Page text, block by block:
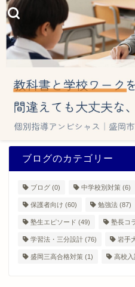
ブログのカテゴリー
ブログ (0) 中学校別対策 (6)
保護者向け (60) 勉強法 (87)
塾生エピソード (49) 塾長コ
学習法・三分設計 (76) 岩手
盛岡三高合格対策 (1) 高校入